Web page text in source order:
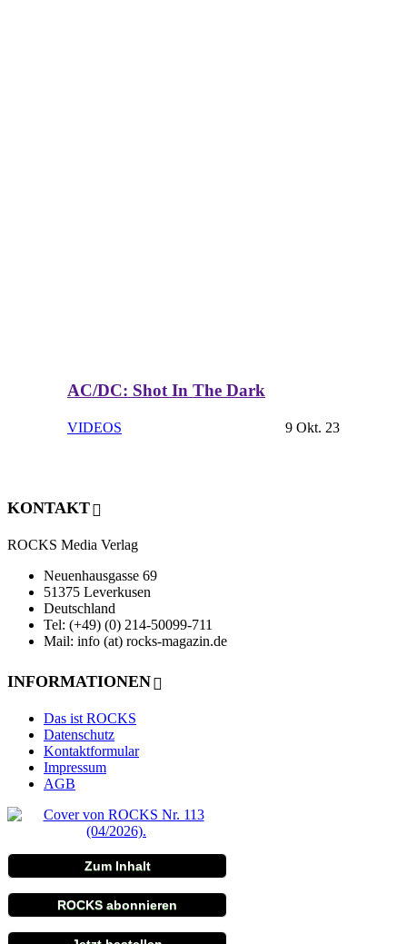
AC/DC: Shot In The Dark
VIDEOS 9 Okt. 23
KONTAKT
ROCKS Media Verlag
Neuenhausgasse 69
51375 Leverkusen
Deutschland
Tel: (+49) (0) 214-50099-711
Mail: info (at) rocks-magazin.de
INFORMATIONEN
Das ist ROCKS
Datenschutz
Kontaktformular
Impressum
AGB
Zum Inhalt
ROCKS abonnieren